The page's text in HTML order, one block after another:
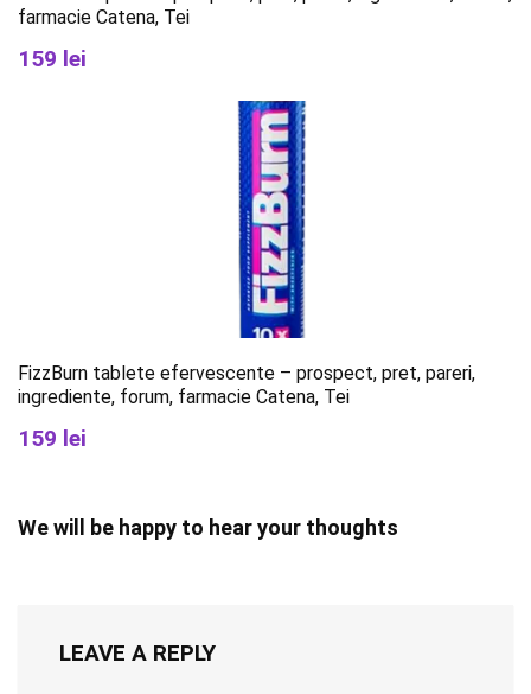
farmacie Catena, Tei
159 lei
FizzBurn tablete efervescente – prospect, pret, pareri,
ingrediente, forum, farmacie Catena, Tei
159 lei
We will be happy to hear your thoughts
LEAVE A REPLY